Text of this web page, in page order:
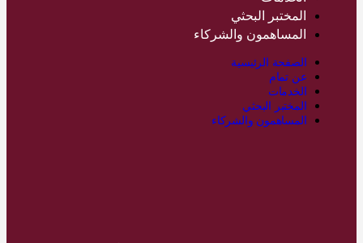
المختبر البحثي
المساهمون والشركاء
الصفحة الرئيسية
عن تمام
الخدمات
المختبر البحثي
المساهمون والشركاء